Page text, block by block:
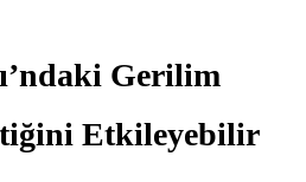
Gerilim
Etkileyebilir